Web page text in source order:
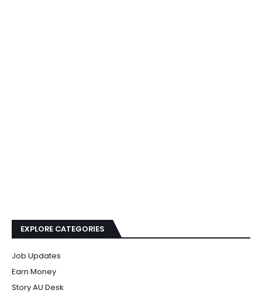
EXPLORE CATEGORIES
Job Updates
Earn Money
Story AU Desk